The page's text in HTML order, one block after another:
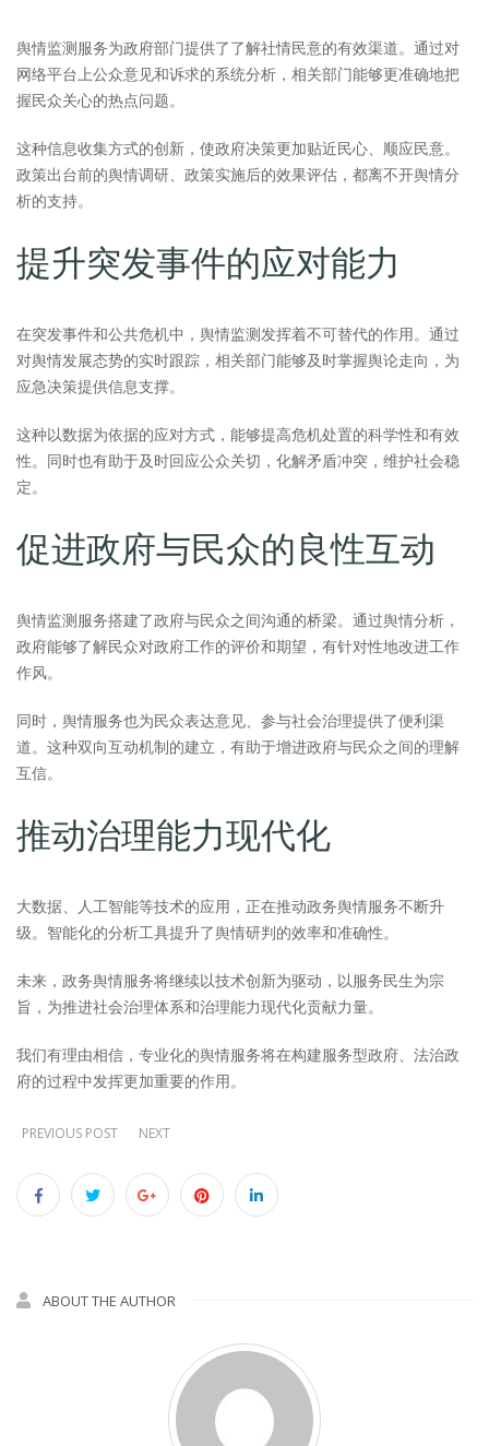
舆情监测服务为政府部门提供了了解社情民意的有效渠道。通过对
网络平台上公众意见和诉求的系统分析，相关部门能够更准确地把
握民众关心的热点问题。
这种信息收集方式的创新，使政府决策更加贴近民心、顺应民意。
政策出台前的舆情调研、政策实施后的效果评估，都离不开舆情分
析的支持。
提升突发事件的应对能力
在突发事件和公共危机中，舆情监测发挥着不可替代的作用。通过
对舆情发展态势的实时跟踪，相关部门能够及时掌握舆论走向，为
应急决策提供信息支撑。
这种以数据为依据的应对方式，能够提高危机处置的科学性和有效
性。同时也有助于及时回应公众关切，化解矛盾冲突，维护社会稳
定。
促进政府与民众的良性互动
舆情监测服务搭建了政府与民众之间沟通的桥梁。通过舆情分析，
政府能够了解民众对政府工作的评价和期望，有针对性地改进工作
作风。
同时，舆情服务也为民众表达意见、参与社会治理提供了便利渠
道。这种双向互动机制的建立，有助于增进政府与民众之间的理解
互信。
推动治理能力现代化
大数据、人工智能等技术的应用，正在推动政务舆情服务不断升
级。智能化的分析工具提升了舆情研判的效率和准确性。
未来，政务舆情服务将继续以技术创新为驱动，以服务民生为宗
旨，为推进社会治理体系和治理能力现代化贡献力量。
我们有理由相信，专业化的舆情服务将在构建服务型政府、法治政
府的过程中发挥更加重要的作用。
PREVIOUS POST NEXT
ABOUT THE AUTHOR